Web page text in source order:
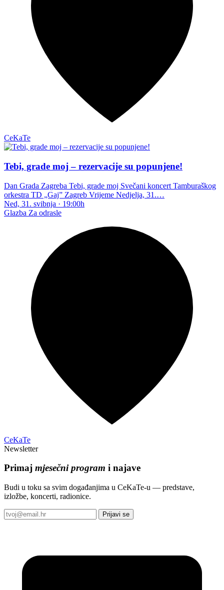
CeKaTe
Tebi, grade moj – rezervacije su popunjene!
Dan Grada Zagreba Tebi, grade moj Svečani koncert Tamburaškog
orkestra TD „Gaj” Zagreb Vrijeme Nedjelja, 31.…
Ned, 31. svibnja · 19:00h
Glazba Za odrasle
CeKaTe
Newsletter
Primaj mjesečni program i najave
Budi u toku sa svim događanjima u CeKaTe-u — predstave,
izložbe, koncerti, radionice.
Prijavi se